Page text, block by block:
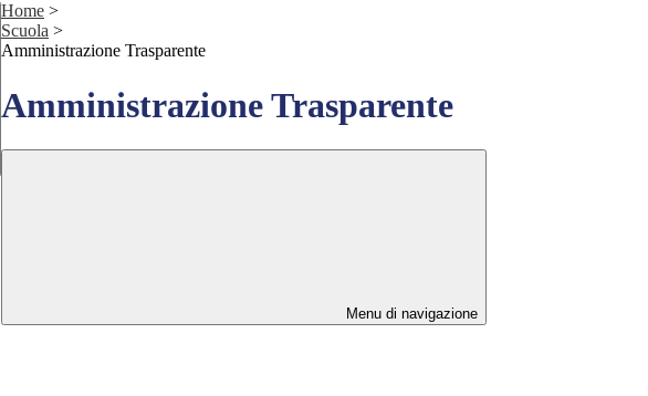
Home >
Scuola >
Amministrazione Trasparente
Amministrazione Trasparente
Menu di navigazione